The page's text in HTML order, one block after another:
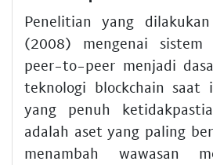
Penelitian yang
(2008) mengenai sistem
peer-to-peer menjadi
teknologi blockchain saat
yang penuh
adalah aset yang paling
menambah wawasan